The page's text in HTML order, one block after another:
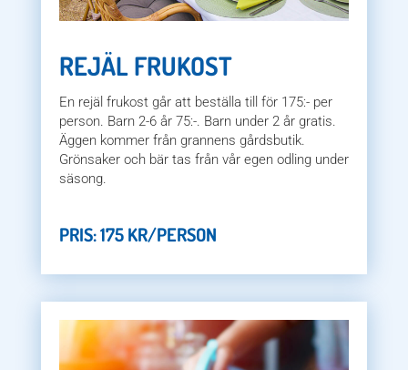
REJÄL FRUKOST
En rejäl frukost går att beställa till för 175:- per
person. Barn 2-6 år 75:-. Barn under 2 år gratis.
Äggen kommer från grannens gårdsbutik.
Grönsaker och bär tas från vår egen odling under
säsong.
PRIS: 175 KR/PERSON